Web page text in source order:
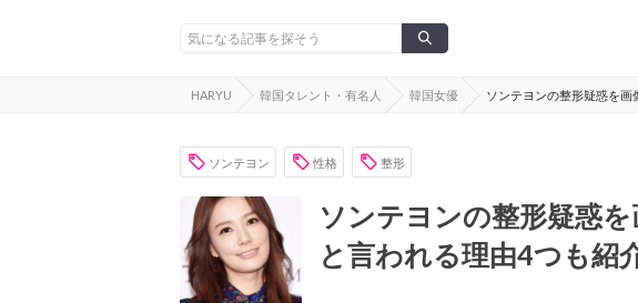
HARYU 韓国タレント・有名人 韓国女優 ソンテヨンの整形疑惑を
ソンテヨン 性格 整形
ソンテヨンの整形疑惑
と言われる理由4つも紹